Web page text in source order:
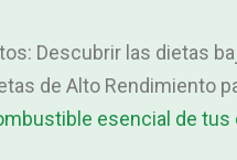
Descubrir las dietas
de Alto Rendimiento
esencial de